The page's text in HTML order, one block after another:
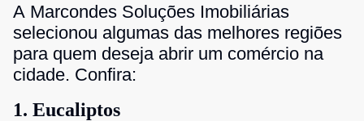
A Marcondes Soluções Imobiliárias
selecionou algumas das melhores regiões
para quem deseja abrir um comércio na
cidade. Confira:
1. Eucaliptos